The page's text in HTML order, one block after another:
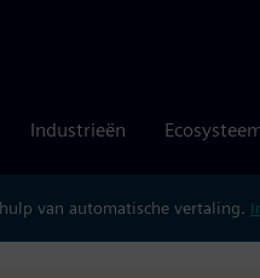
Industrieën
van automatische vertaling.